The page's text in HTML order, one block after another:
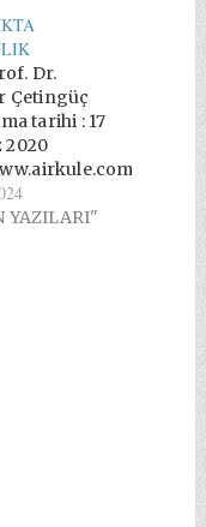
Dr.
Çetingüç
tarihi : 17
2020
yazar/
1383/ Acil
temel ilke,
YAZILARI"